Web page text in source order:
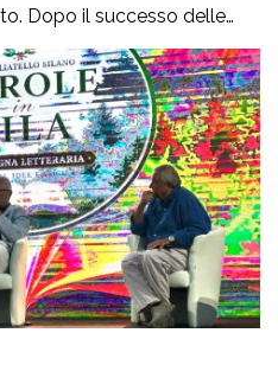
Dopo il successo delle
e nel 2025, che hanno
autorevoli protagonisti
anche per
Interdisciplinare […]